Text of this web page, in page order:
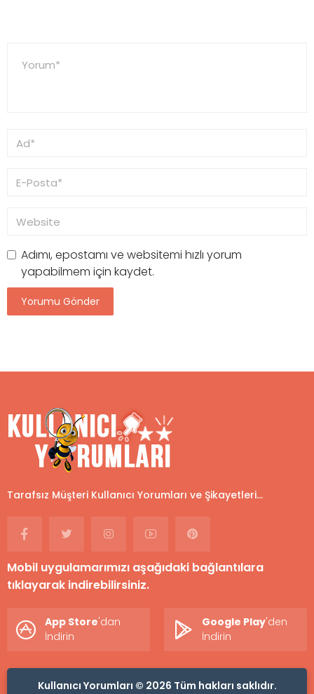
Adımı, epostamı ve websitemi hızlı yorum
yapabilmem için kaydet.
Tarafsız Müşteri Kullanıcı Yorumları ve Şikayetleri...
Mobil uygulamarımızı aşağıdaki bağlantılara
tıklayarak indirebilirsiniz.
App Store'dan
İndirin
Google Play'den
İndirin
Kullanıcı Yorumları © 2026 Tüm hakları saklıdır.